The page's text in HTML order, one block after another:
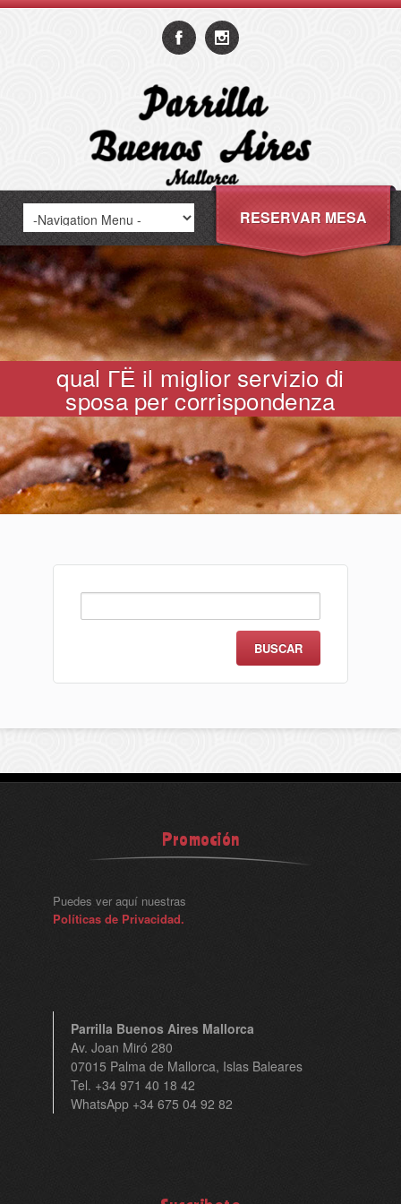
RESERVAR MESA
qual ГЁ il miglior servizio di
sposa per corrispondenza
Promoción
Puedes ver aquí nuestras
Políticas de Privacidad.
Parrilla Buenos Aires Mallorca
Av. Joan Miró 280
07015 Palma de Mallorca, Islas Baleares
Tel. +34 971 40 18 42
WhatsApp +34 675 04 92 82